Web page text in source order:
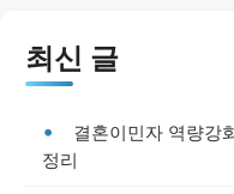
최신 글
결혼이민자 역량강
정리